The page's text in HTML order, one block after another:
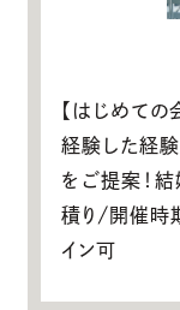
【はじめて
経験した経
をご提案！
積り/開催時
イン可